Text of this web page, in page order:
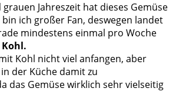
Jahreszeit hat dieses Gemüse
ich großer Fan, deswegen landet
mindestens einmal pro Woche
Kohl.
Kohl nicht viel anfangen, aber
der Küche damit zu
das Gemüse wirklich sehr vielseitig